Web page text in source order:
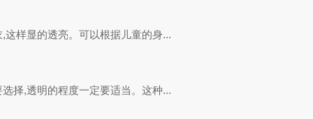
样显的透亮。可以根据儿童的身...
择,透明的程度一定要适当。这种...